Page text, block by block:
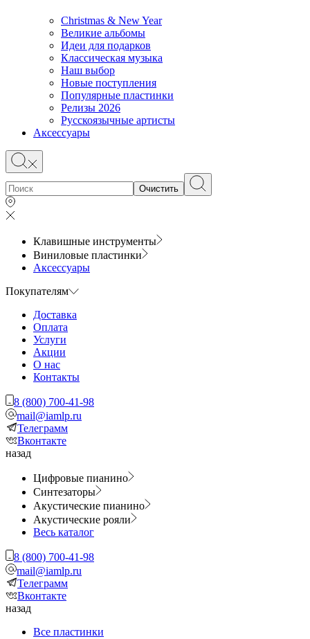
Christmas & New Year
Великие альбомы
Идеи для подарков
Классическая музыка
Наш выбор
Новые поступления
Популярные пластинки
Релизы 2026
Русскоязычные артисты
Аксессуары
Очистить
Клавишные инструменты
Виниловые пластинки
Аксессуары
Покупателям
Доставка
Оплата
Услуги
Акции
О нас
Контакты
8 (800) 700-41-98
mail@iamlp.ru
Телеграмм
Вконтакте
назад
Цифровые пианино
Синтезаторы
Акустические пианино
Акустические рояли
Весь каталог
8 (800) 700-41-98
mail@iamlp.ru
Телеграмм
Вконтакте
назад
Все пластинки